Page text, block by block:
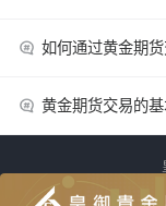
如何通过黄金期
黄金期货交易的